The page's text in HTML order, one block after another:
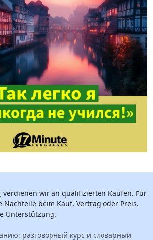
verdienen wir an qualifizierten Käufen. Für
Nachteile beim Kauf, Vertrag oder Preis.
Unterstützung.
разговорный курс и словарный